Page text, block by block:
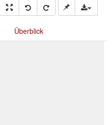
Überblick